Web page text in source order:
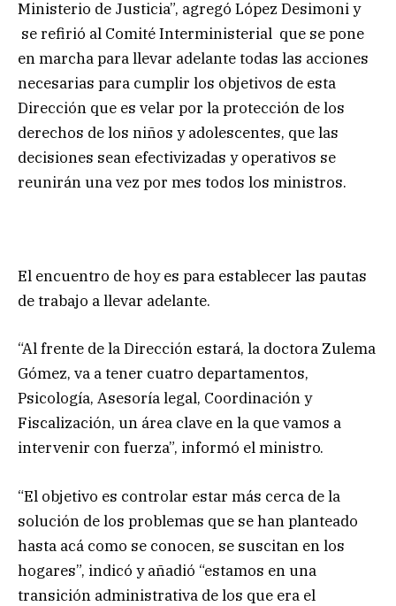
Ministerio de Justicia”, agregó López Desimoni y
se refirió al Comité Interministerial que se pone
en marcha para llevar adelante todas las acciones
necesarias para cumplir los objetivos de esta
Dirección que es velar por la protección de los
derechos de los niños y adolescentes, que las
decisiones sean efectivizadas y operativos se
reunirán una vez por mes todos los ministros.
El encuentro de hoy es para establecer las pautas
de trabajo a llevar adelante.
“Al frente de la Dirección estará, la doctora Zulema
Gómez, va a tener cuatro departamentos,
Psicología, Asesoría legal, Coordinación y
Fiscalización, un área clave en la que vamos a
intervenir con fuerza”, informó el ministro.
“El objetivo es controlar estar más cerca de la
solución de los problemas que se han planteado
hasta acá como se conocen, se suscitan en los
hogares”, indicó y añadió “estamos en una
transición administrativa de los que era el